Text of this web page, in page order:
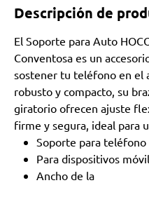
Descripción de
El Soporte para Auto
Conventosa es un
sostener tu teléfono en el
robusto y compacto, su
giratorio ofrecen ajuste
firme y segura, ideal para
Soporte para teléfono
Para dispositivos
Ancho de la